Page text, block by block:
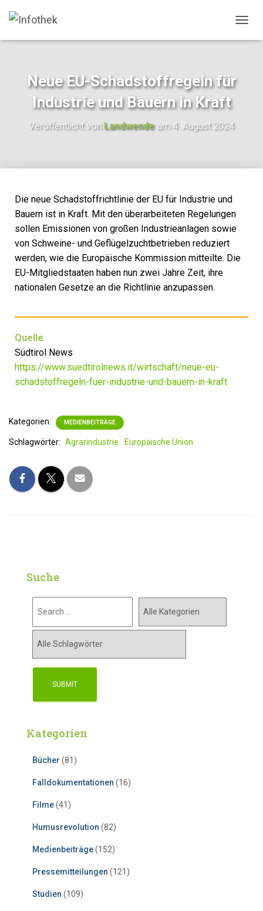
A
Neue EU-Schadstoffregeln für
Industrie und Bauern in Kraft
Veröffentlicht vonLandwendeam4. August 2024
Die neue Schadstoffrichtlinie der EU für Industrie und
Bauern ist in Kraft. Mit den überarbeiteten Regelungen
sollen Emissionen von großen Industrieanlagen sowie
von Schweine- und Geflügelzuchtbetrieben reduziert
werden, wie die Europäische Kommission mitteilte. Die
EU-Mitgliedstaaten haben nun zwei Jahre Zeit, ihre
nationalen Gesetze an die Richtlinie anzupassen.
Quelle
Südtirol News
https://www.suedtirolnews.it/wirtschaft/neue-eu-
schadstoffregeln-fuer-industrie-und-bauern-in-kraft
Kategorien: MEDIENBEITRÄGE
Schlagwörter: Agrarindustrie Europäische Union
Suche
Kategorien
Bücher (81)
Falldokumentationen (16)
Filme(41)
Humusrevolution (82)
Medienbeiträge(152)
Pressemitteilungen (121)
Studien (109)